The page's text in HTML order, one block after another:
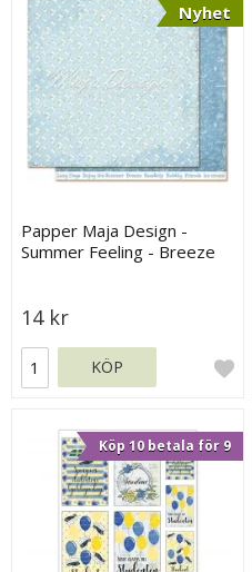
Nyhet
Papper Maja Design -
Summer Feeling - Breeze
14 kr
KÖP
Köp 10 betala för 9